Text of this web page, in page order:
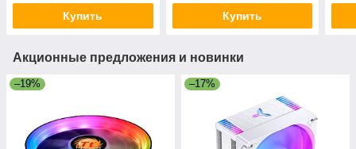
Купить Купить
Акционные предложения и новинки
–19% –17%